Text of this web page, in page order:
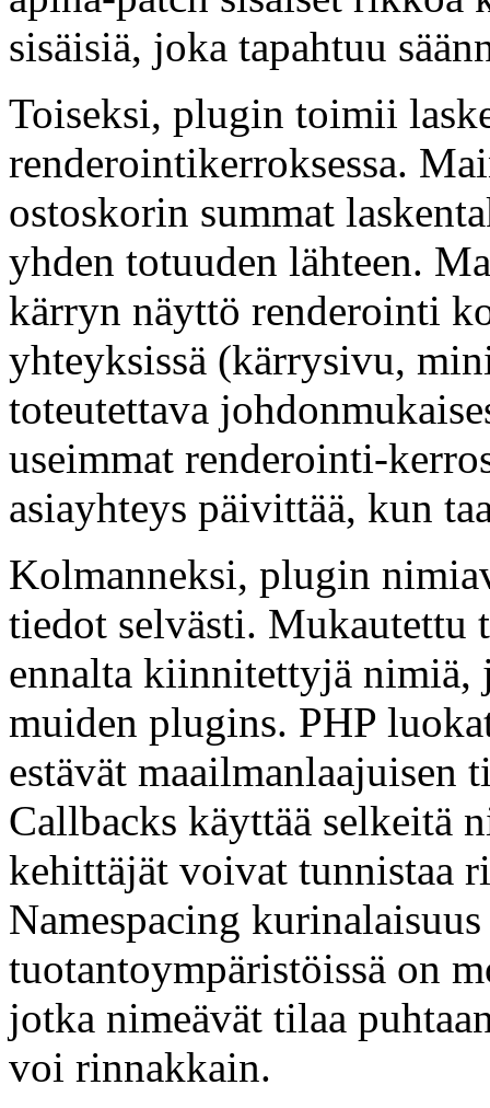
sisäisiä, joka tapahtuu
Toiseksi, plugin toimii
renderointikerroksessa.
ostoskorin summat
yhden totuuden lähteen.
kärryn näyttö renderointi
yhteyksissä (kärrysivu,
toteutettava
useimmat renderointi-
asiayhteys päivittää, kun
Kolmanneksi, plugin
tiedot selvästi. Mukautettu
ennalta kiinnitettyjä nimiä,
muiden plugins. PHP
estävät
Callbacks käyttää selkeitä
kehittäjät voivat tunnistaa
Namespacing
tuotantoympäristöissä on
jotka nimeävät tilaa
voi rinnakkain.